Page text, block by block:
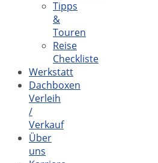
Tipps
&
Touren
Reise
Checkliste
Werkstatt
Dachboxen
Verleih
/
Verkauf
Über
uns